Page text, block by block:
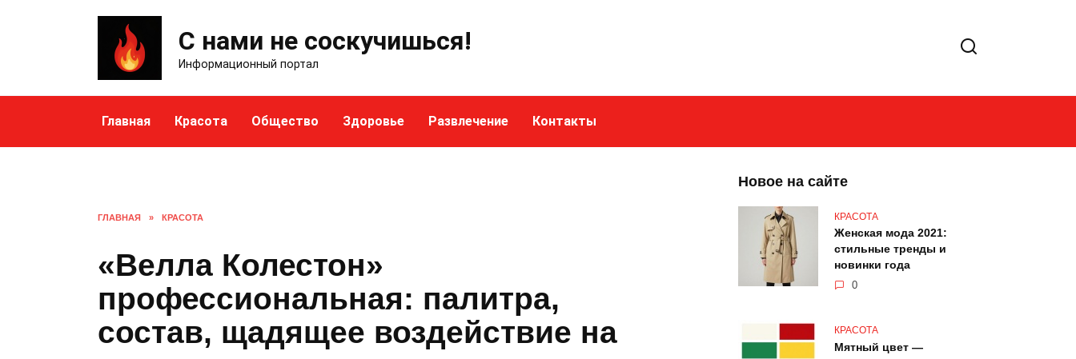
С нами не соскучишься!
Информационный портал
Главная Красота Общество Здоровье Развлечение Контакты
ГЛАВНАЯ » КРАСОТА
«Велла Колестон»
профессиональная: палитра,
состав, щадящее воздействие на
Новое на сайте
КРАСОТА
Женская мода 2021:
стильные тренды и
новинки года
0
КРАСОТА
Мятный цвет —